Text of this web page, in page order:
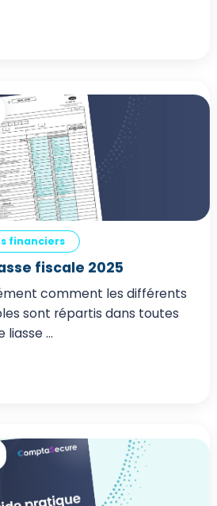
financiers
fiscale 2025
comment les différents
sont répartis dans toutes
...